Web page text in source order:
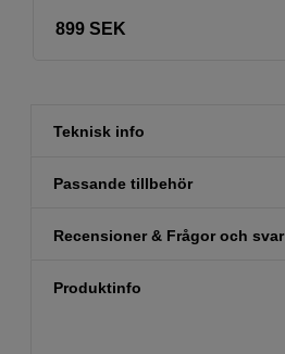
899 SEK
Teknisk info
Passande tillbehör
Recensioner & Frågor och svar
Produktinfo